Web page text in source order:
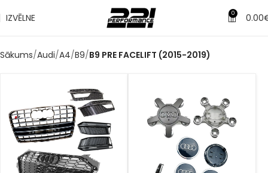
IZVĒLNE 0 0.00
Sākums Audi A4 B9 B9 PRE FACELIFT (2015-2019)